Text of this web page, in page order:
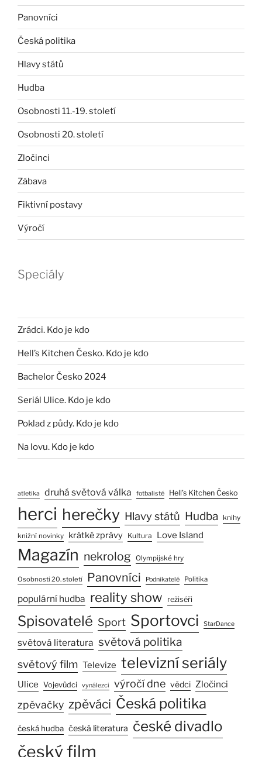
Panovníci
Česká politika
Hlavy států
Hudba
Osobnosti 11.-19. století
Osobnosti 20. století
Zločinci
Zábava
Fiktivní postavy
Výročí
Speciály
Zrádci. Kdo je kdo
Hell’s Kitchen Česko. Kdo je kdo
Bachelor Česko 2024
Seriál Ulice. Kdo je kdo
Poklad z půdy. Kdo je kdo
Na lovu. Kdo je kdo
atletika druhá světová válka fotbalisté Hell’s Kitchen Česko
herci herečky Hlavy států Hudba knihy
knižní novinky krátké zprávy Kultura Love Island
Magazín nekrolog Olympijské hry
Osobnosti 20. století Panovníci Podnikatelé Politika
populární hudba reality show režiséři
Spisovatelé Sport Sportovci StarDance
světová literatura světová politika
světový film Televize televizní seriály
Ulice Vojevůdci vynálezci výročí dne vědci Zločinci
zpěvačky zpěváci Česká politika
česká hudba česká literatura české divadlo
český film